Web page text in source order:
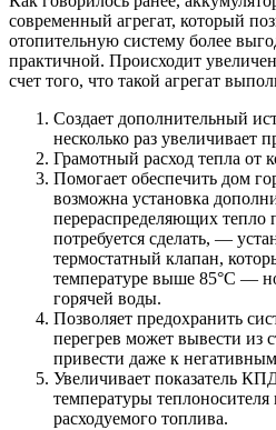
современный агрегат, который
отопительную систему более
практичной. Происходит
счет того, что такой агрегат
Создает дополнительный
несколько раз увеличивает
Грамотный расход тепла от
Помогает обеспечить дом
возможна установка
перераспределяющих тепло
потребуется сделать, —
термостатный клапан,
температуре выше 85°С —
горячей воды.
Позволяет предохранить
перегрев может вывести из
привести даже к
Увеличивает показатель
температуры
расходуемого топлива.